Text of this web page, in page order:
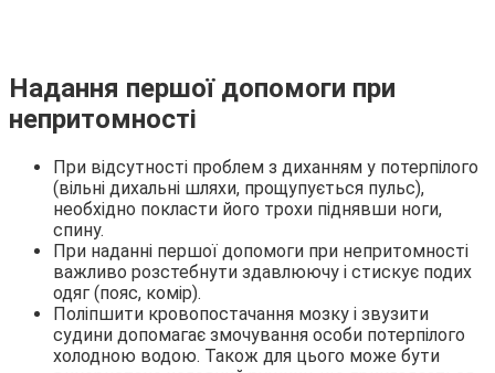
Надання першої допомоги при
непритомності
При відсутності проблем з диханням у потерпілого
(вільні дихальні шляхи, прощупується пульс),
необхідно покласти його трохи піднявши ноги,
спину.
При наданні першої допомоги при непритомності
важливо розстебнути здавлюючу і стискує подих
одяг (пояс, комір).
Поліпшити кровопостачання мозку і звузити
судини допомагає змочування особи потерпілого
холодною водою. Також для цього може бути